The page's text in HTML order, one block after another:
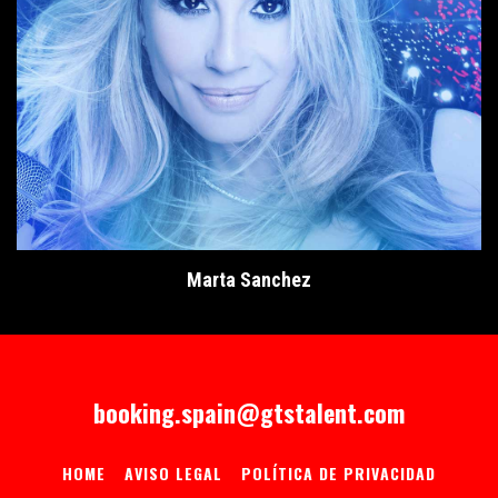
Marta Sanchez
booking.spain@gtstalent.com
HOME AVISO LEGAL POLÍTICA DE PRIVACIDAD